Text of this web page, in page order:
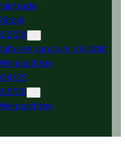
24
rund um die Welt
25
26